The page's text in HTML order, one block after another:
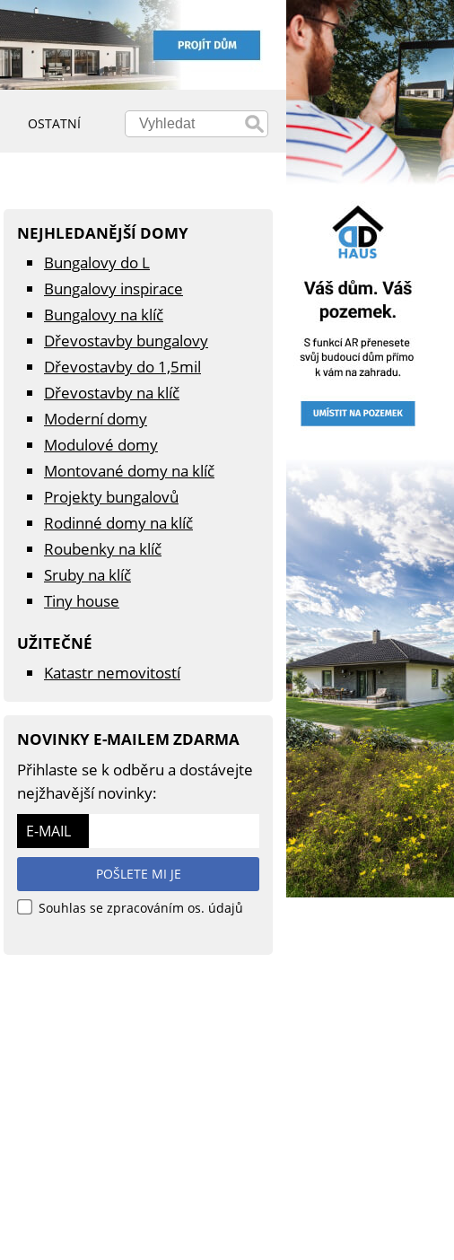
OSTATNÍ
NEJHLEDANĚJŠÍ DOMY
Bungalovy do L
Bungalovy inspirace
Bungalovy na klíč
Dřevostavby bungalovy
Dřevostavby do 1,5mil
Dřevostavby na klíč
Moderní domy
Modulové domy
Montované domy na klíč
Projekty bungalovů
Rodinné domy na klíč
Roubenky na klíč
Sruby na klíč
Tiny house
UŽITEČNÉ
Katastr nemovitostí
NOVINKY E-MAILEM ZDARMA
Přihlaste se k odběru a dostávejte
nejžhavější novinky:
E-MAIL
POŠLETE MI JE
Souhlas se zpracováním os. údajů